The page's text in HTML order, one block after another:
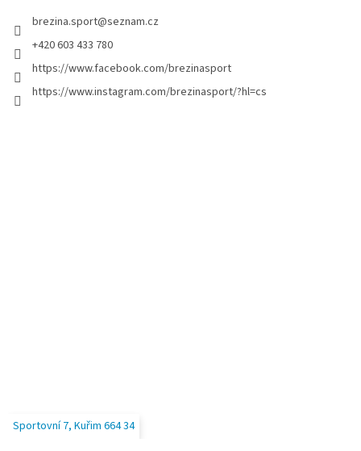
brezina.sport@seznam.cz
+420 603 433 780
https://www.facebook.com/brezinasport
https://www.instagram.com/brezinasport/?hl=cs
Sportovní 7, Kuřim 664 34